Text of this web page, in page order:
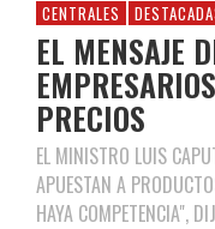
CENTRALES
EL MENSAJE
PRECIOS
EL MINISTRO LUIS
APUESTAN A
HAYA COMPETENCIA",